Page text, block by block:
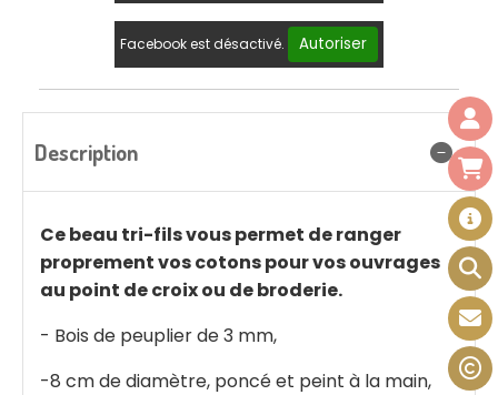
Facebook est désactivé. Autoriser
Description
Ce beau tri-fils vous permet de ranger
proprement vos cotons pour vos ouvrages
au point de croix ou de broderie.
- Bois de peuplier de 3 mm,
-8 cm de diamètre, poncé et peint à la main,